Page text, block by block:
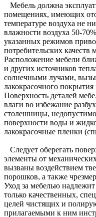
Мебель должна
помещениях, имеющих
температуре воздуха не
влажности воздуха 50-
указанных режимов
потребительских качеств
Расположение мебели
и других источников
солнечными лучами,
лакокрасочного
Поверхность деталей
влаги во избежание
столешницы,
поверхности воды и
лакокрасочные пленки
Следует оберегать
элементы от
вызваны воздействием
порошков, а также
Уход за мебелью
только качественных,
целей чистящих и
прилагаемыми к ним